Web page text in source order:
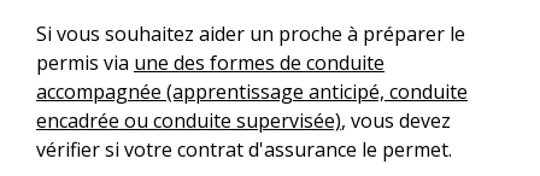
Si vous souhaitez aider un proche à préparer le
permis via une des formes de conduite
accompagnée (apprentissage anticipé, conduite
encadrée ou conduite supervisée), vous devez
vérifier si votre contrat d'assurance le permet.